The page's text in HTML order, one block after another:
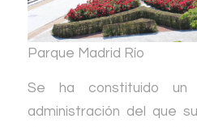
Parque Madrid Río
Se ha constituido un
administración del que